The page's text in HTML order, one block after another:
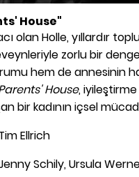
House"
olan Holle, yıllardır
zorlu bir
hem de annesinin
House, iyileştirme
bir kadının içsel
Ellrich
Schily, Ursula